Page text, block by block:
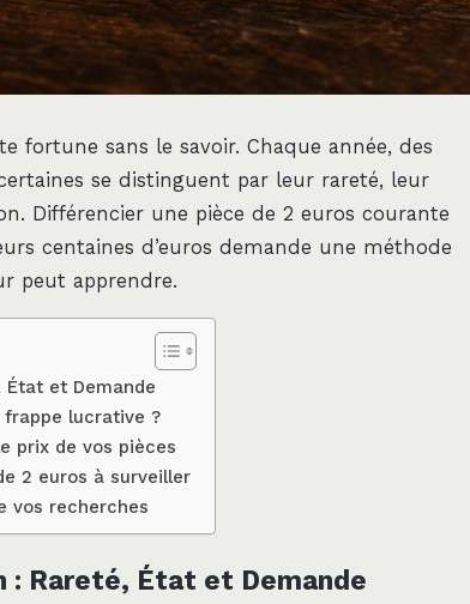
fortune sans le savoir. Chaque année, des
se distinguent par leur rareté, leur
Différencier une pièce de 2 euros courante
centaines d’euros demande une méthode
peut apprendre.
État et Demande
lucrative ?
prix de vos pièces
2 euros à surveiller
vos recherches
: Rareté, État et Demande